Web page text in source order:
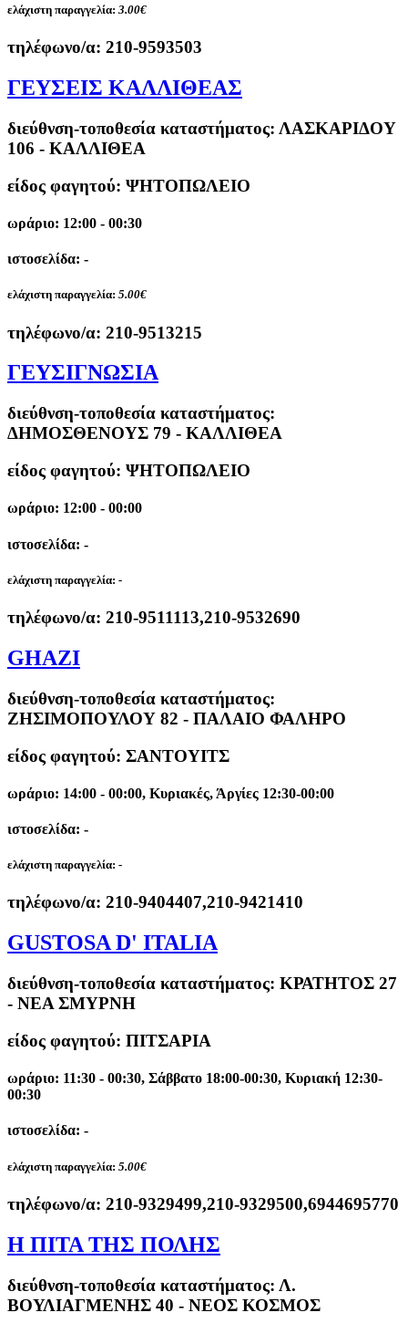
ελάχιστη παραγγελία: 3.00€
τηλέφωνο/α: 210-9593503
ΓΕΥΣΕΙΣ ΚΑΛΛΙΘΕΑΣ
διεύθνση-τοποθεσία καταστήματος: ΛΑΣΚΑΡΙΔΟΥ
106 - ΚΑΛΛΙΘΕΑ
είδος φαγητού: ΨΗΤΟΠΩΛΕΙΟ
ωράριο: 12:00 - 00:30
ιστοσελίδα: -
ελάχιστη παραγγελία: 5.00€
τηλέφωνο/α: 210-9513215
ΓΕΥΣΙΓΝΩΣΙΑ
διεύθνση-τοποθεσία καταστήματος:
ΔΗΜΟΣΘΕΝΟΥΣ 79 - ΚΑΛΛΙΘΕΑ
είδος φαγητού: ΨΗΤΟΠΩΛΕΙΟ
ωράριο: 12:00 - 00:00
ιστοσελίδα: -
ελάχιστη παραγγελία: -
τηλέφωνο/α: 210-9511113,210-9532690
GHAZI
διεύθνση-τοποθεσία καταστήματος:
ΖΗΣΙΜΟΠΟΥΛΟΥ 82 - ΠΑΛΑΙΟ ΦΑΛΗΡΟ
είδος φαγητού: ΣΑΝΤΟΥΙΤΣ
ωράριο: 14:00 - 00:00, Κυριακές, Άργίες 12:30-00:00
ιστοσελίδα: -
ελάχιστη παραγγελία: -
τηλέφωνο/α: 210-9404407,210-9421410
GUSTOSA D' ITALIA
διεύθνση-τοποθεσία καταστήματος: ΚΡΑΤΗΤΟΣ 27
- ΝΕΑ ΣΜΥΡΝΗ
είδος φαγητού: ΠΙΤΣΑΡΙΑ
ωράριο: 11:30 - 00:30, Σάββατο 18:00-00:30, Κυριακή 12:30-
00:30
ιστοσελίδα: -
ελάχιστη παραγγελία: 5.00€
τηλέφωνο/α: 210-9329499,210-9329500,6944695770
Η ΠΙΤΑ ΤΗΣ ΠΟΛΗΣ
διεύθνση-τοποθεσία καταστήματος: Λ.
ΒΟΥΛΙΑΓΜΕΝΗΣ 40 - ΝΕΟΣ ΚΟΣΜΟΣ